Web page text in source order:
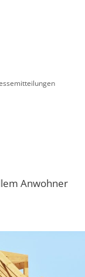
Anwohner